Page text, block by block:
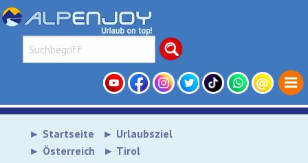
Startseite
Urlaubsziel
Österreich
Tirol